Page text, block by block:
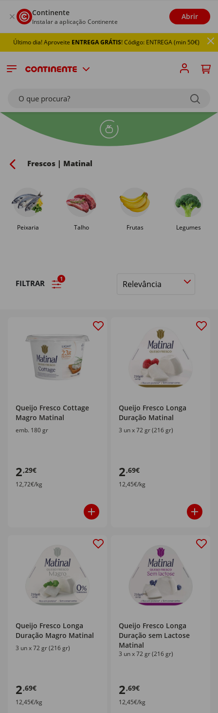
Continente
Instalar a aplicação Continente
Abrir
Último dia! AproveiteENTREGA GRÁTIS! Código: ENTREGA (min 50€)
O que procura?
Frescos | Matinal
Peixaria Talho Frutas Legumes
FILTRAR 1
Ordenar
Queijo Fresco Cottage
Magro Matinal
emb. 180 gr
2,29€
12,72€/kg
Queijo Fresco Longa
Duração Matinal
3 un x 72 gr (216 gr)
2,69€
12,45€/kg
Queijo Fresco Longa
Duração Magro Matinal
3 un x 72 gr (216 gr)
2,69€
12,45€/kg
Queijo Fresco Longa
Duração sem Lactose
Matinal
3 un x 72 gr (216 gr)
2,69€
12,45€/kg